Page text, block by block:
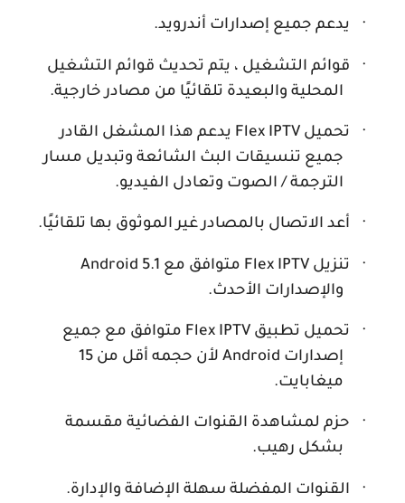
· يدعم جميع إصدارات أندرويد.
·
قوائم التشغيل ، يتم تحديث قوائم التشغيل
المحلية والبعيدة تلقائيًا من مصادر خارجية.
· تحميل Flex IPTV يدعم هذا المشغل القادر
جميع تنسيقات البث الشائعة وتبديل مسار
الترجمة / الصوت وتعادل الفيديو.
· أعد الاتصال بالمصادر غير الموثوق بها تلقائيًا.
· تنزيل Flex IPTV متوافق مع Android 5.1
والإصدارات الأحدث.
· تحميل تطبيق Flex IPTV متوافق مع جميع
إصدارات Android
لأن حجمه أقل من 15
ميغابايت.
·
حزم لمشاهدة القنوات الفضائية مقسمة
بشكل رهيب.
· القنوات المفضلة سهلة الإضافة والإدارة.